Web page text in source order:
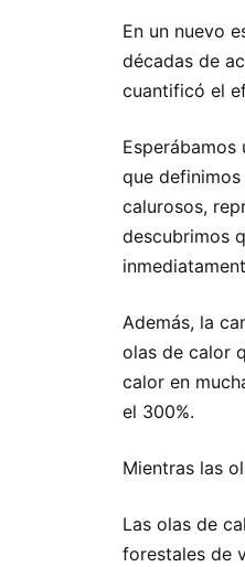
En un nuevo
décadas de
cuantificó el
que
calurosos,
descubrimos
Además, la
olas de calor
calor en
el 300%.
Mientras las
Las olas de
forestales de